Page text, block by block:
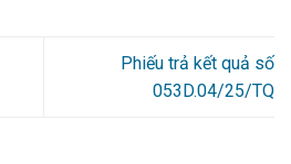
Phiếu trả kết quả số
053D.04/25/TQ